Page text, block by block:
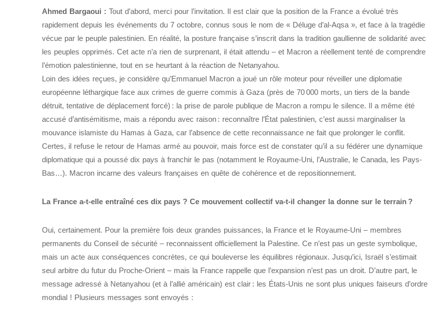
Ahmed Bargaoui : Tout d’abord, merci pour l’invitation. Il est clair que la position de la France a évolué très
rapidement depuis les événements du 7 octobre, connus sous le nom de « Déluge d’al-Aqsa », et face à la tragédie
vécue par le peuple palestinien. En réalité, la posture française s’inscrit dans la tradition gaullienne de solidarité avec
les peuples opprimés. Cet acte n’a rien de surprenant, il était attendu – et Macron a réellement tenté de comprendre
l’émotion palestinienne, tout en se heurtant à la réaction de Netanyahou.
Loin des idées reçues, je considère qu’Emmanuel Macron a joué un rôle moteur pour réveiller une diplomatie
européenne léthargique face aux crimes de guerre commis à Gaza (près de 70 000 morts, un tiers de la bande
détruit, tentative de déplacement forcé) : la prise de parole publique de Macron a rompu le silence. Il a même été
accusé d’antisémitisme, mais a répondu avec raison : reconnaître l’État palestinien, c’est aussi marginaliser la
mouvance islamiste du Hamas à Gaza, car l’absence de cette reconnaissance ne fait que prolonger le conflit.
Certes, il refuse le retour de Hamas armé au pouvoir, mais force est de constater qu’il a su fédérer une dynamique
diplomatique qui a poussé dix pays à franchir le pas (notamment le Royaume-Uni, l’Australie, le Canada, les Pays-
Bas…). Macron incarne des valeurs françaises en quête de cohérence et de repositionnement.
La France a-t-elle entraîné ces dix pays ? Ce mouvement collectif va-t-il changer la donne sur le terrain ?
Oui, certainement. Pour la première fois deux grandes puissances, la France et le Royaume-Uni – membres
permanents du Conseil de sécurité – reconnaissent officiellement la Palestine. Ce n’est pas un geste symbolique,
mais un acte aux conséquences concrètes, ce qui bouleverse les équilibres régionaux. Jusqu’ici, Israël s’estimait
seul arbitre du futur du Proche-Orient – mais la France rappelle que l’expansion n’est pas un droit. D’autre part, le
message adressé à Netanyahou (et à l’allié américain) est clair : les États-Unis ne sont plus uniques faiseurs d’ordre
mondial ! Plusieurs messages sont envoyés :